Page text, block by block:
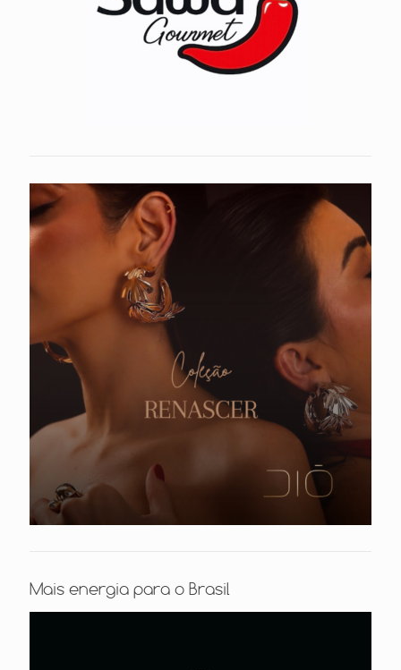
Mais energia para o Brasil